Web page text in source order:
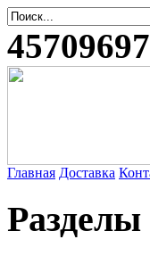
Главная Доставка
Разделы